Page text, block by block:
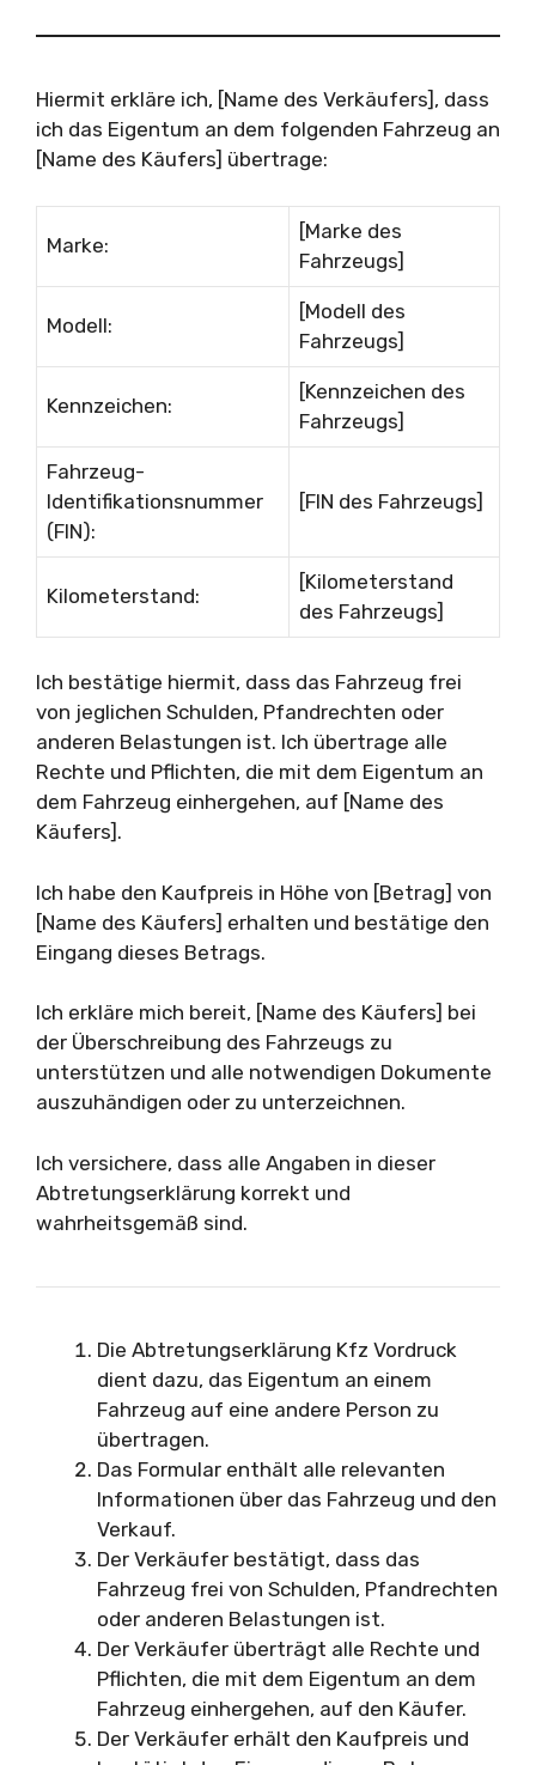
Hiermit erkläre ich, [Name des Verkäufers], dass
ich das Eigentum an dem folgenden Fahrzeug an
[Name des Käufers] übertrage:
Marke:
[Marke des
Fahrzeugs]
Modell:
[Modell des
Fahrzeugs]
Kennzeichen:
[Kennzeichen des
Fahrzeugs]
Fahrzeug-
Identifikationsnummer
(FIN):
[FIN des Fahrzeugs]
Kilometerstand:
[Kilometerstand
des Fahrzeugs]
Ich bestätige hiermit, dass das Fahrzeug frei
von jeglichen Schulden, Pfandrechten oder
anderen Belastungen ist. Ich übertrage alle
Rechte und Pflichten, die mit dem Eigentum an
dem Fahrzeug einhergehen, auf [Name des
Käufers].
Ich habe den Kaufpreis in Höhe von [Betrag] von
[Name des Käufers] erhalten und bestätige den
Eingang dieses Betrags.
Ich erkläre mich bereit, [Name des Käufers] bei
der Überschreibung des Fahrzeugs zu
unterstützen und alle notwendigen Dokumente
auszuhändigen oder zu unterzeichnen.
Ich versichere, dass alle Angaben in dieser
Abtretungserklärung korrekt und
wahrheitsgemäß sind.
Die Abtretungserklärung Kfz Vordruck
dient dazu, das Eigentum an einem
Fahrzeug auf eine andere Person zu
übertragen.
Das Formular enthält alle relevanten
Informationen über das Fahrzeug und den
Verkauf.
Der Verkäufer bestätigt, dass das
Fahrzeug frei von Schulden, Pfandrechten
oder anderen Belastungen ist.
Der Verkäufer überträgt alle Rechte und
Pflichten, die mit dem Eigentum an dem
Fahrzeug einhergehen, auf den Käufer.
Der Verkäufer erhält den Kaufpreis und